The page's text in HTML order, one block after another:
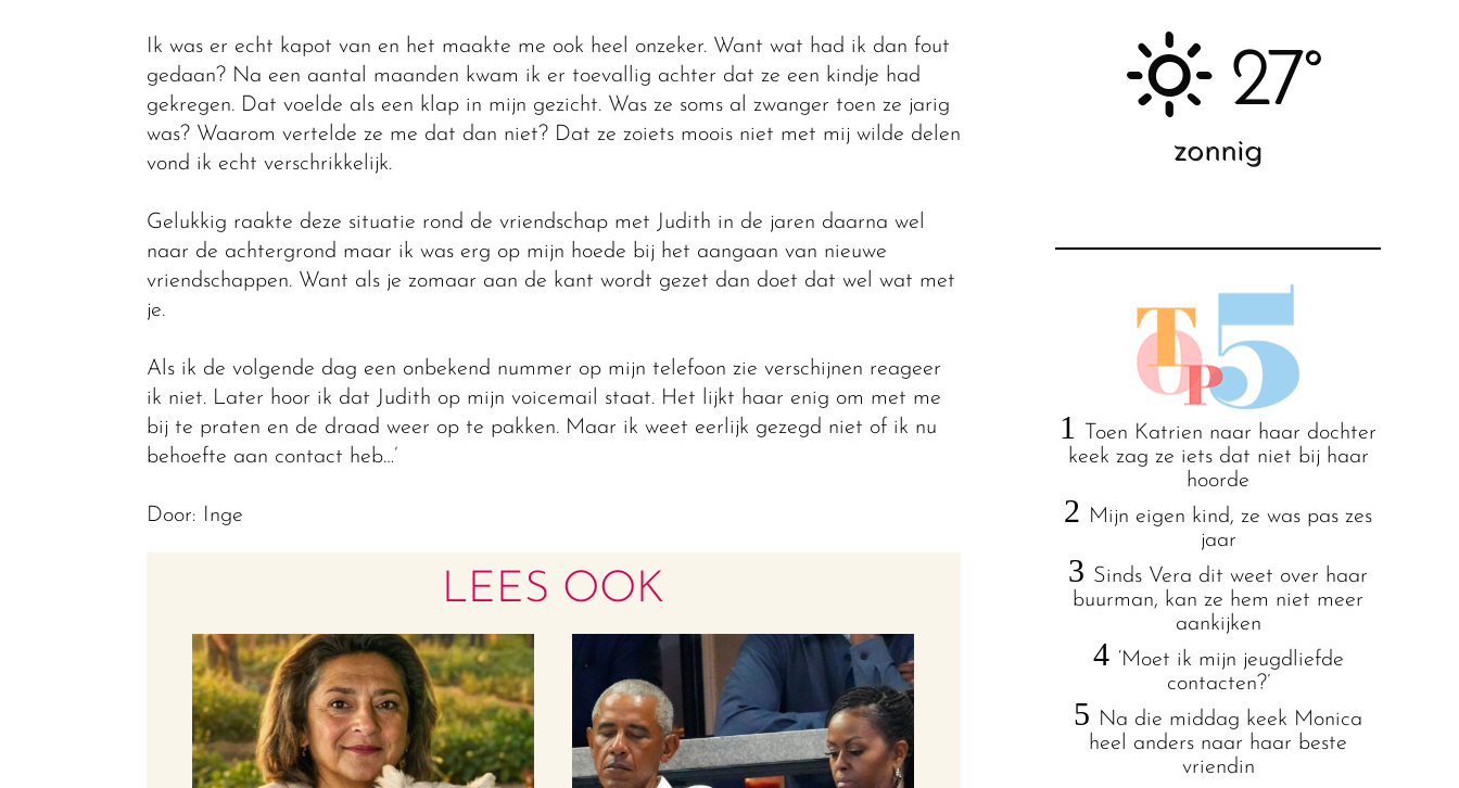
Ik was er echt kapot van en het maakte me ook heel onzeker. Want wat had ik dan fout
gedaan? Na een aantal maanden kwam ik er toevallig achter dat ze een kindje had
gekregen. Dat voelde als een klap in mijn gezicht. Was ze soms al zwanger toen ze jarig
was? Waarom vertelde ze me dat dan niet? Dat ze zoiets moois niet met mij wilde delen
vond ik echt verschrikkelijk.
Gelukkig raakte deze situatie rond de vriendschap met Judith in de jaren daarna wel
naar de achtergrond maar ik was erg op mijn hoede bij het aangaan van nieuwe
vriendschappen. Want als je zomaar aan de kant wordt gezet dan doet dat wel wat met
je.
Als ik de volgende dag een onbekend nummer op mijn telefoon zie verschijnen reageer
ik niet. Later hoor ik dat Judith op mijn voicemail staat. Het lijkt haar enig om met me
bij te praten en de draad weer op te pakken. Maar ik weet eerlijk gezegd niet of ik nu
behoefte aan contact heb…’
Door: Inge
LEES OOK
27°
zonnig
1
Toen Katrien naar haar dochter
keek zag ze iets dat niet bij haar
hoorde
2
Mijn eigen kind, ze was pas zes
jaar
3 Sinds Vera dit weet over haar
buurman, kan ze hem niet meer
aankijken
4 ‘Moet ik mijn jeugdliefde
contacten?’
5 Na die middag keek Monica
heel anders naar haar beste
vriendin